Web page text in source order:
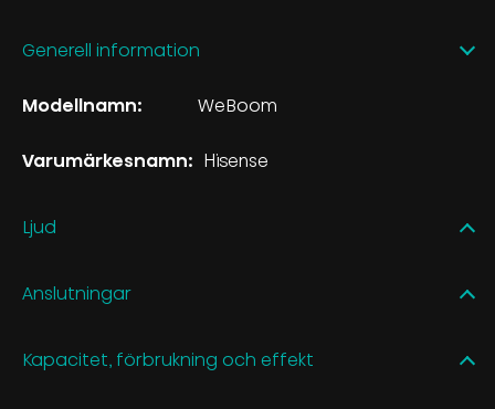
Generell information
Modellnamn: WeBoom
Varumärkesnamn: Hisense
Ljud
Anslutningar
Kapacitet, förbrukning och effekt